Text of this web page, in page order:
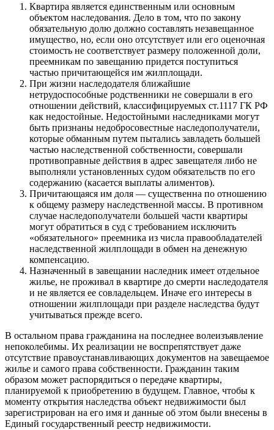
Квартира является единственным или основным
объектом наследования. Дело в том, что по закону
обязательную долю должно составлять незавещанное
имущество, но, если оно отсутствует или его оценочная
стоимость не соответствует размеру положенной доли,
преемникам по завещанию придется поступиться
частью причитающейся им жилплощади.
При жизни наследодателя ближайшие
нетрудоспособные родственники не совершали в его
отношении действий, классифицируемых ст.1117 ГК РФ
как недостойные. Недостойными наследниками могут
быть признаны недобросовестные наследополучатели,
которые обманным путем пытались завладеть большей
частью наследственной собственности, совершали
противоправные действия в адрес завещателя либо не
выполняли установленных судом обязательств по его
содержанию (касается выплаты алиментов).
Причитающаяся им доля — существенна по отношению
к общему размеру наследственной массы. В противном
случае наследополучатели большей части квартиры
могут обратиться в суд с требованием исключить
«обязательного» преемника из числа правообладателей
наследственной жилплощади в обмен на денежную
компенсацию.
Назначенный в завещании наследник имеет отдельное
жилье, не проживал в квартире до смерти наследодателя
и не является ее совладельцем. Иначе его интересы в
отношении жилплощади при разделе наследства будут
учитываться прежде всего.
В остальном права гражданина на последнее волеизъявление
непоколебимы. Их реализации не воспрепятствует даже
отсутствие правоустанавливающих документов на завещаемое
жилье и самого права собственности. Гражданин таким
образом может распорядиться о передаче квартиры,
планируемой к приобретению в будущем. Главное, чтобы к
моменту открытия наследства объект недвижимости был
зарегистрирован на его имя и данные об этом были внесены в
Единый государственный реестр недвижимости.